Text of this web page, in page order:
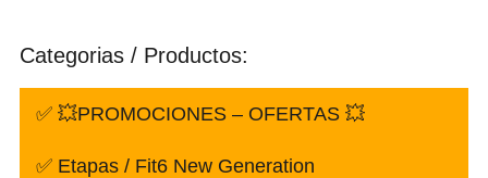
Categorias / Productos:
✅ 💥PROMOCIONES – OFERTAS 💥
✅ Etapas / Fit6 New Generation